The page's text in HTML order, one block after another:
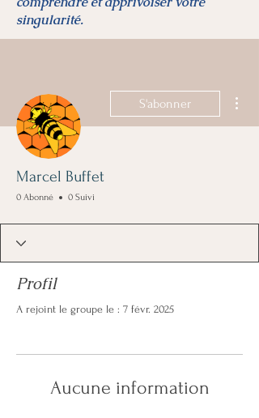
singularité.
S'abonner
Marcel Buffet
0 Abonné 0 Suivi
Profil
A rejoint le groupe le : 7 févr. 2025
Aucune information